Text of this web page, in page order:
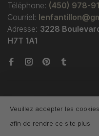
Téléphone: (450) 978-
Courriel:
Adresse: 3228
H7T 1A1
© Copyright 2026 Boutique
Veuillez accepter les cookies
afin de rendre ce site plus